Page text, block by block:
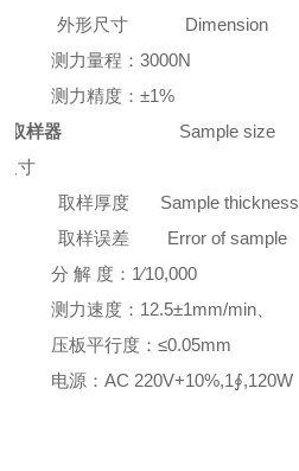
外形尺寸
Dimension
测力量程：3000N
测力精度：±1%
取样器
寸
Sample size
取样厚度
Sample thickness
取样误差
Error of sample
分 解 度：1∕10,000
测力速度：12.5±1mm/min、
压板平行度：≤0.05mm
电源：AC 220V+10%,1∮,120W